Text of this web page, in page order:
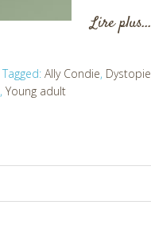
Lire plus…
Tagged: Ally Condie, Dystopie
, Young adult